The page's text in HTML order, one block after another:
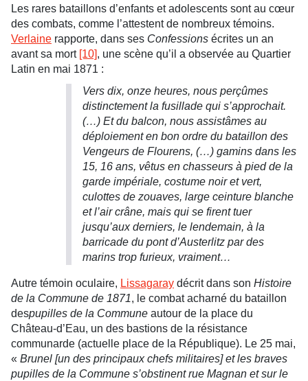
Les rares bataillons d’enfants et adolescents sont au cœur
des combats, comme l’attestent de nombreux témoins.
Verlaine rapporte, dans ses Confessions écrites un an
avant sa mort [10], une scène qu’il a observée au Quartier
Latin en mai 1871 :
Vers dix, onze heures, nous perçûmes
distinctement la fusillade qui s’approchait.
(…) Et du balcon, nous assistâmes au
déploiement en bon ordre du bataillon des
Vengeurs de Flourens, (…) gamins dans les
15, 16 ans, vêtus en chasseurs à pied de la
garde impériale, costume noir et vert,
culottes de zouaves, large ceinture blanche
et l’air crâne, mais qui se firent tuer
jusqu’aux derniers, le lendemain, à la
barricade du pont d’Austerlitz par des
marins trop furieux, vraiment…
Autre témoin oculaire, Lissagaray décrit dans son Histoire
de la Commune de 1871, le combat acharné du bataillon
despupilles de la Commune autour de la place du
Château-d’Eau, un des bastions de la résistance
communarde (actuelle place de la République). Le 25 mai,
« Brunel [un des principaux chefs militaires] et les braves
pupilles de la Commune s’obstinent rue Magnan et sur le